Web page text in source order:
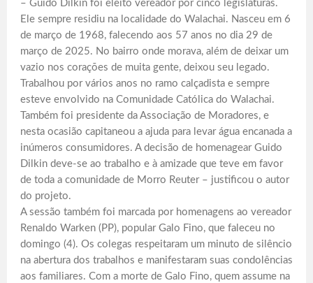
– Guido Dilkin foi eleito vereador por cinco legislaturas.
Ele sempre residiu na localidade do Walachai. Nasceu em 6
de março de 1968, falecendo aos 57 anos no dia 29 de
março de 2025. No bairro onde morava, além de deixar um
vazio nos corações de muita gente, deixou seu legado.
Trabalhou por vários anos no ramo calçadista e sempre
esteve envolvido na Comunidade Católica do Walachai.
Também foi presidente da Associação de Moradores, e
nesta ocasião capitaneou a ajuda para levar água encanada a
inúmeros consumidores. A decisão de homenagear Guido
Dilkin deve-se ao trabalho e à amizade que teve em favor
de toda a comunidade de Morro Reuter – justificou o autor
do projeto.
A sessão também foi marcada por homenagens ao vereador
Renaldo Warken (PP), popular Galo Fino, que faleceu no
domingo (4). Os colegas respeitaram um minuto de silêncio
na abertura dos trabalhos e manifestaram suas condolências
aos familiares. Com a morte de Galo Fino, quem assume na